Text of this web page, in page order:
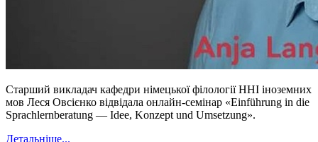
Старший викладач кафедри німецької філології ННІ іноземних
мов Леся Овсієнко відвідала онлайн-семінар «Einführung in die
Sprachlernberatung — Idee, Konzept und Umsetzung».
Детальніше...